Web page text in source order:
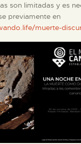
son limitadas y es
previamente en
muerte-